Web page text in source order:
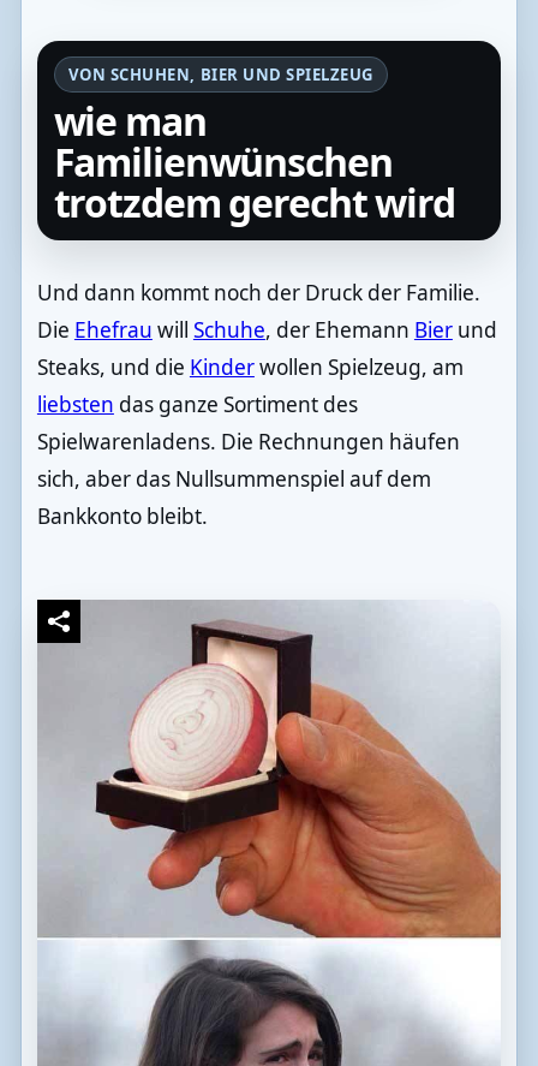
VON SCHUHEN, BIER UND SPIELZEUG
wie man
Familienwünschen
trotzdem gerecht wird
Und dann kommt noch der Druck der Familie.
Die Ehefrau will Schuhe, der Ehemann Bierund
Steaks, und die Kinderwollen Spielzeug, am
liebsten das ganze Sortiment des
Spielwarenladens. Die Rechnungen häufen
sich, aber das Nullsummenspiel auf dem
Bankkonto bleibt.